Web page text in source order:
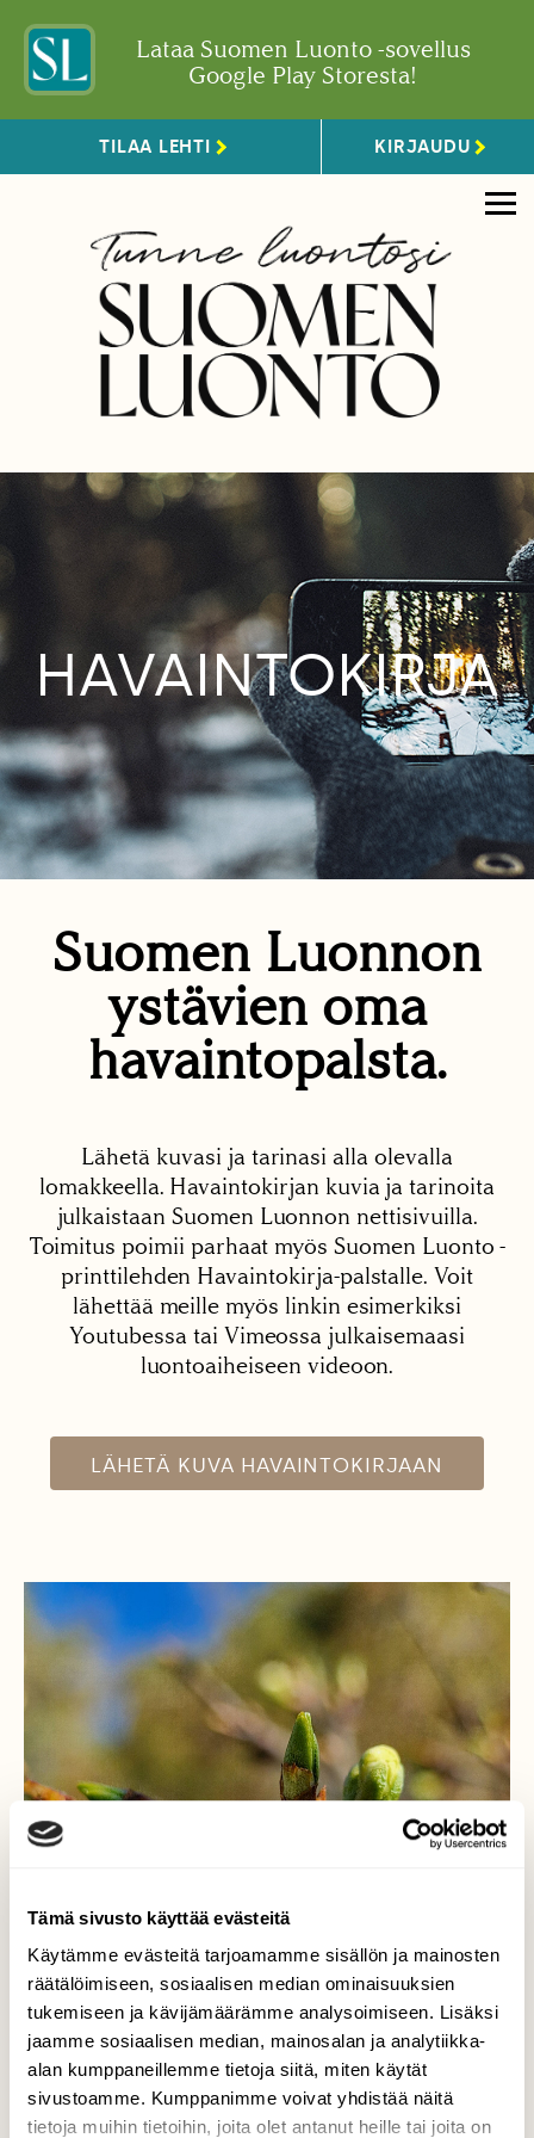
Tämä sivusto käyttää evästeitä
Käytämme evästeitä tarjoamamme sisällön ja mainosten
räätälöimiseen, sosiaalisen median ominaisuuksien
tukemiseen ja kävijämäärämme analysoimiseen. Lisäksi
jaamme sosiaalisen median, mainosalan ja analytiikka-
alan kumppaneillemme tietoja siitä, miten käytät
sivustoamme. Kumppanimme voivat yhdistää näitä
tietoja muihin tietoihin, joita olet antanut heille tai joita on
Lataa Suomen Luonto -sovellus
Google Play Storesta!
TILAA LEHTI KIRJAUDU
HAVAINTOKIRJA
Suomen Luonnon
ystävien oma
havaintopalsta.
Lähetä kuvasi ja tarinasi alla olevalla
lomakkeella. Havaintokirjan kuvia ja tarinoita
julkaistaan Suomen Luonnon nettisivuilla.
Toimitus poimii parhaat myös Suomen Luonto -
printtilehden Havaintokirja-palstalle. Voit
lähettää meille myös linkin esimerkiksi
Youtubessa tai Vimeossa julkaisemaasi
luontoaiheiseen videoon.
LÄHETÄ KUVA HAVAINTOKIRJAAN